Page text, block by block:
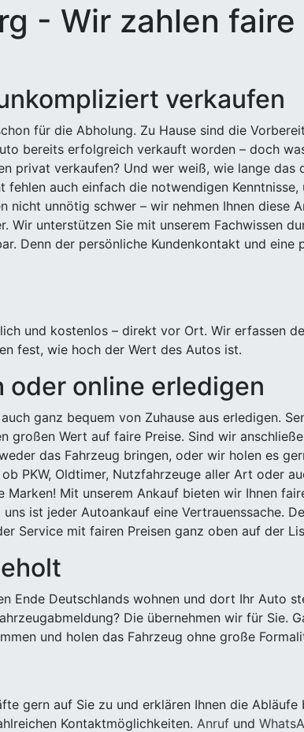
- Wir zahlen faire
verkaufen
für die Abholung. Zu Hause sind die
bereits erfolgreich verkauft worden – doch
privat verkaufen? Und wer weiß, wie lange das
auch einfach die notwendigen Kenntnisse,
nicht unnötig schwer – wir nehmen Ihnen diese
Wir unterstützen Sie mit unserem Fachwissen
Denn der persönliche Kundenkontakt und eine
und kostenlos – direkt vor Ort. Wir erfassen
fest, wie hoch der Wert des Autos ist.
oder online erledigen
ganz bequem von Zuhause aus erledigen.
großen Wert auf faire Preise. Sind wir
das Fahrzeug bringen, oder wir holen es
PKW, Oldtimer, Nutzfahrzeuge aller Art oder
Mit unserem Ankauf bieten wir Ihnen
ist jeder Autoankauf eine Vertrauenssache.
Service mit fairen Preisen ganz oben auf der
Ende Deutschlands wohnen und dort Ihr Auto
Die übernehmen wir für Sie.
und holen das Fahrzeug ohne große
gern auf Sie zu und erklären Ihnen die Abläufe
Kontaktmöglichkeiten. Anruf und